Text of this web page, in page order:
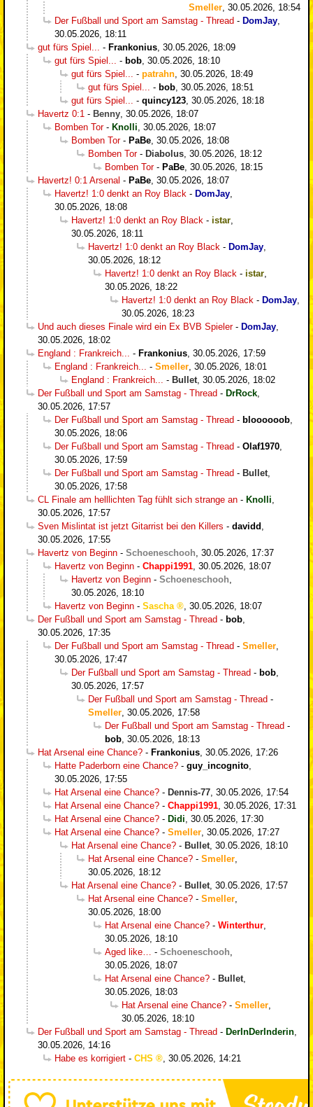
Smeller 30.05.2026, 18:54
Der Fußball und Sport am Samstag - Thread - DomJay
30.05.2026, 18:11
gut fürs Spiel...
- Frankonius 30.05.2026, 18:09
gut fürs Spiel...
- bob 30.05.2026, 18:10
gut fürs Spiel...
- patrahn 30.05.2026, 18:49
gut fürs Spiel...
- bob 30.05.2026, 18:51
gut fürs Spiel...
- quincy123 30.05.2026, 18:18
Havertz 0:1 - Benny 30.05.2026, 18:07
Bomben Tor- Knolli 30.05.2026, 18:07
Bomben Tor- PaBe 30.05.2026, 18:08
Bomben Tor- Diabolus 30.05.2026, 18:12
Bomben Tor- PaBe 30.05.2026, 18:15
Havertz! 0:1 Arsenal - PaBe 30.05.2026, 18:07
Havertz! 1:0 denkt an Roy Black - DomJay
30.05.2026, 18:08
Havertz! 1:0 denkt an Roy Black - istar
30.05.2026, 18:11
Havertz! 1:0 denkt an Roy Black - DomJay
30.05.2026, 18:12
Havertz! 1:0 denkt an Roy Black - istar
30.05.2026, 18:22
Havertz! 1:0 denkt an Roy Black - DomJay
30.05.2026, 18:23
Und auch dieses Finale wird ein Ex BVB Spieler- DomJay
30.05.2026, 18:02
England : Frankreich...
- Frankonius 30.05.2026, 17:59
England : Frankreich...
- Smeller 30.05.2026, 18:01
England : Frankreich...
- Bullet 30.05.2026, 18:02
Der Fußball und Sport am Samstag - Thread - DrRock
30.05.2026, 17:57
Der Fußball und Sport am Samstag - Thread - bloooooob
30.05.2026, 18:06
Der Fußball und Sport am Samstag - Thread - Olaf1970
30.05.2026, 17:59
Der Fußball und Sport am Samstag - Thread - Bullet
30.05.2026, 17:58
CL Finale am helllichten Tag fühlt sich strange an - Knolli
30.05.2026, 17:57
Sven Mislintat ist jetzt Gitarrist bei den Killers - davidd
30.05.2026, 17:55
Havertz von Beginn - Schoeneschooh 30.05.2026, 17:37
Havertz von Beginn - Chappi1991 30.05.2026, 18:07
Havertz von Beginn - Schoeneschooh
30.05.2026, 18:10
Havertz von Beginn - Sascha
30.05.2026, 18:07
Der Fußball und Sport am Samstag - Thread - bob
30.05.2026, 17:35
Der Fußball und Sport am Samstag - Thread - Smeller
30.05.2026, 17:47
Der Fußball und Sport am Samstag - Thread - bob
30.05.2026, 17:57
Der Fußball und Sport am Samstag - Thread -
Smeller 30.05.2026, 17:58
Der Fußball und Sport am Samstag - Thread -
bob 30.05.2026, 18:13
Hat Arsenal eine Chance? - Frankonius 30.05.2026, 17:26
Hatte Paderborn eine Chance? - guy_incognito
30.05.2026, 17:55
Hat Arsenal eine Chance? - Dennis-77 30.05.2026, 17:54
Hat Arsenal eine Chance? - Chappi1991 30.05.2026, 17:31
Hat Arsenal eine Chance? - Didi 30.05.2026, 17:30
Hat Arsenal eine Chance? - Smeller 30.05.2026, 17:27
Hat Arsenal eine Chance? - Bullet 30.05.2026, 18:10
Hat Arsenal eine Chance? - Smeller
30.05.2026, 18:12
Hat Arsenal eine Chance? - Bullet 30.05.2026, 17:57
Hat Arsenal eine Chance? - Smeller
30.05.2026, 18:00
Hat Arsenal eine Chance? - Winterthur
30.05.2026, 18:10
Aged like…
- Schoeneschooh
30.05.2026, 18:07
Hat Arsenal eine Chance? - Bullet
30.05.2026, 18:03
Hat Arsenal eine Chance? - Smeller
30.05.2026, 18:10
Der Fußball und Sport am Samstag - Thread - DerInDerInderin
30.05.2026, 14:16
Habe es korrigiert - CHS 30.05.2026, 14:21